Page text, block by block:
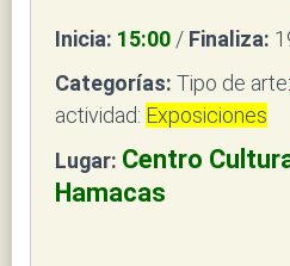
Inicia: 15:00 / Finaliza:
Categorías: Tipo de arte:
actividad: Exposiciones
Lugar: Centro
Hamacas